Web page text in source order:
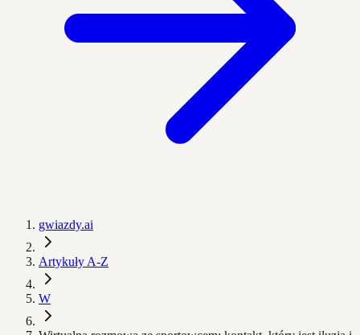
gwiazdy.ai
Artykuły A-Z
W